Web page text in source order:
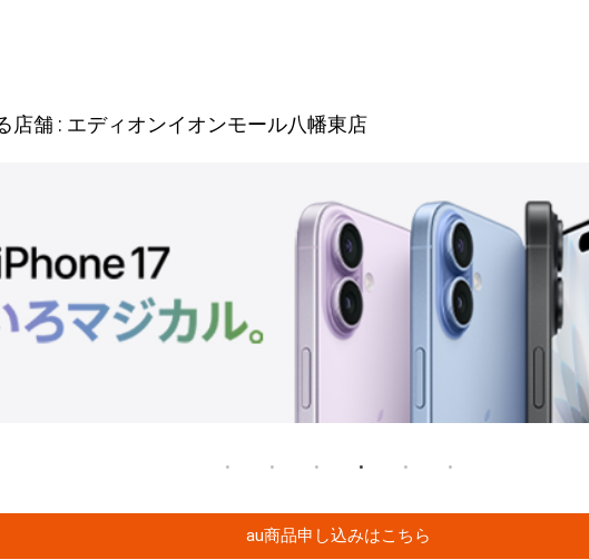
店舗 : エディオンイオンモール八幡東店
au商品申し込みはこちら